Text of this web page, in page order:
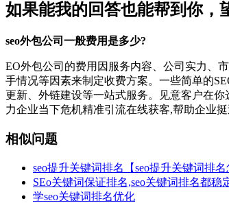
如果能我的回答也能帮到你，
seo外包公司一般费用是多少?
EO外包公司的费用因服务内容、公司实力、
手情况等因素来制定收费方案。一些简单的
更新、外链建设等一站式服务。见意客户在
力企业当下危机精准引流在线获客,帮助企业
相似问题
seo提升关键词排名【seo提升关键词排名
SEo关键词保证排名,seo关键词排名都稳
学seo关键词排名优化